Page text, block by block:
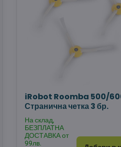
iRobot Roomba 500/
Странична четка 3 бр.
На склад,
БЕЗПЛАТНА
ДОСТАВКА от
99лв.